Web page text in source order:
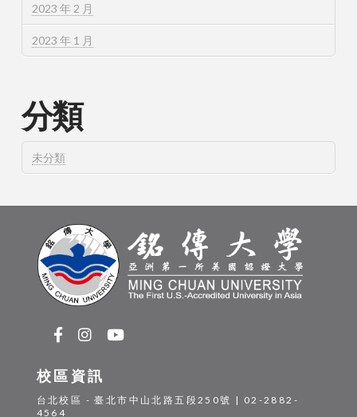
2023 年 2 月
2023 年 1 月
分類
未分類
校區資訊
台北校區 - 臺北市中山北路五段250號 | 02-2882-
4564